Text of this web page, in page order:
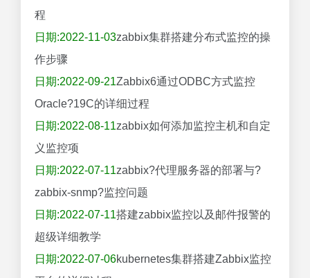
程
日期:2022-11-03zabbix集群搭建分布式监控的操
作步骤
日期:2022-09-21Zabbix6通过ODBC方式监控
Oracle?19C的详细过程
日期:2022-08-11zabbix如何添加监控主机和自定
义监控项
日期:2022-07-11zabbix?代理服务器的部署与?
zabbix-snmp?监控问题
日期:2022-07-11搭建zabbix监控以及邮件报警的
超级详细教学
日期:2022-07-06kubernetes集群搭建Zabbix监控